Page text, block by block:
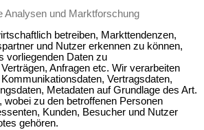
Analysen und Marktforschung
betreiben, Markttendenzen,
und Nutzer erkennen zu können,
vorliegenden Daten zu
Anfragen etc. Wir verarbeiten
Vertragsdaten,
Metadaten auf Grundlage des Art.
wobei zu den betroffenen Personen
Kunden, Besucher und Nutzer
gehören.